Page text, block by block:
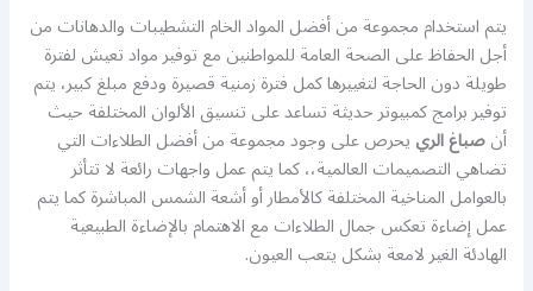
يتم استخدام مجموعة من أفضل المواد الخام التشطيبات والدهانات من
أجل الحفاظ على الصحة العامة للمواطنين مع توفير مواد تعيش لفترة
طويلة دون الحاجة لتغييرها كمل فترة زمنية قصيرة ودفع مبلغ كبير، يتم
توفير برامج كمبيوتر حديثة تساعد على تنسيق الألوان المختلفة حيث
أنصباغ الرييحرص على وجود مجموعة من أفضل الطلاءات التي
تضاهي التصميمات العالمية،، كما يتم عمل واجهات رائعة لا تتأثر
بالعوامل المناخية المختلفة كالأمطار أو أشعة الشمس المباشرة كما يتم
عمل إضاءة تعكس جمال الطلاءات مع الاهتمام بالإضاءة الطبيعية
الهادئة الغير لامعة بشكل يتعب العيون.